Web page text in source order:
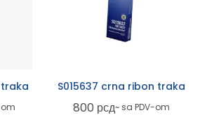
traka
om
S015637 crna ribon traka
800 рсд~ sa PDV-om